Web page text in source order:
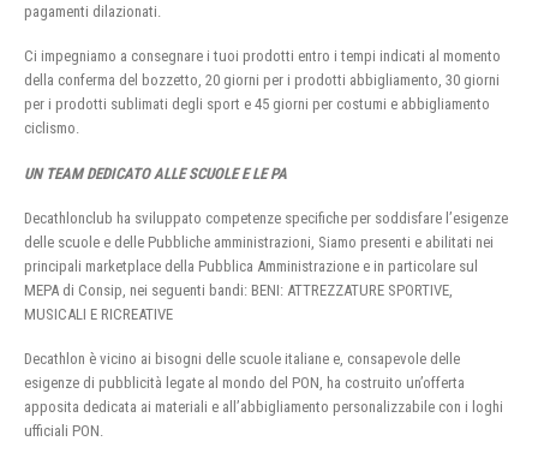
pagamenti dilazionati.
Ci impegniamo a consegnare i tuoi prodotti entro i tempi indicati al momento
della conferma del bozzetto, 20 giorni per i prodotti abbigliamento, 30 giorni
per i prodotti sublimati degli sport e 45 giorni per costumi e abbigliamento
ciclismo.
UN TEAM DEDICATO ALLE SCUOLE E LE PA
Decathlonclub ha sviluppato competenze specifiche per soddisfare l’esigenze
delle scuole e delle Pubbliche amministrazioni, Siamo presenti e abilitati nei
principali marketplace della Pubblica Amministrazione e in particolare sul
MEPA di Consip, nei seguenti bandi: BENI: ATTREZZATURE SPORTIVE,
MUSICALI E RICREATIVE
Decathlon è vicino ai bisogni delle scuole italiane e, consapevole delle
esigenze di pubblicità legate al mondo del PON, ha costruito un’offerta
apposita dedicata ai materiali e all’abbigliamento personalizzabile con i loghi
ufficiali PON.